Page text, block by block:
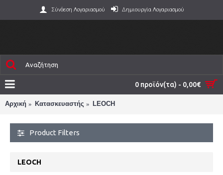
Σύνδεση Λογαριασμού Δημιουργία Λογαριασμού
0 προϊόν(τα) - 0,00€
Αρχική Κατασκευαστής LEOCH
Product Filters
LEOCH